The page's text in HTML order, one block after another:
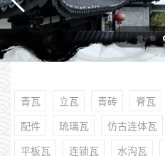
青瓦 立瓦 青砖 脊瓦
配件
琉璃瓦 仿古连体瓦
平板瓦
连锁瓦 水沟瓦